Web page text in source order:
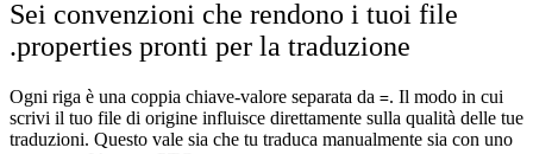
Sei convenzioni che rendono i tuoi file
.properties pronti per la traduzione
Ogni riga è una coppia chiave-valore separata da =. Il modo in cui
scrivi il tuo file di origine influisce direttamente sulla qualità delle tue
traduzioni. Questo vale sia che tu traduca manualmente sia con uno